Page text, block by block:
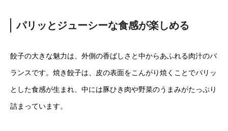
パリッとジューシーな食感が楽しめる
餃子の大きな魅力は、外側の香ばしさと中からあふれる肉汁のバ
ランスです。焼き餃子は、皮の表面をこんがり焼くことでパリッ
とした食感が生まれ、中には豚ひき肉や野菜のうまみがたっぷり
詰まっています。